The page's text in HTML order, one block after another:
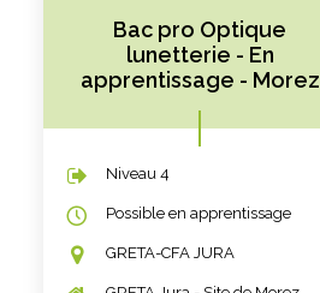
Bac pro Optique
lunetterie - En
apprentissage - Morez
Niveau 4
Possible en apprentissage
GRETA-CFA JURA